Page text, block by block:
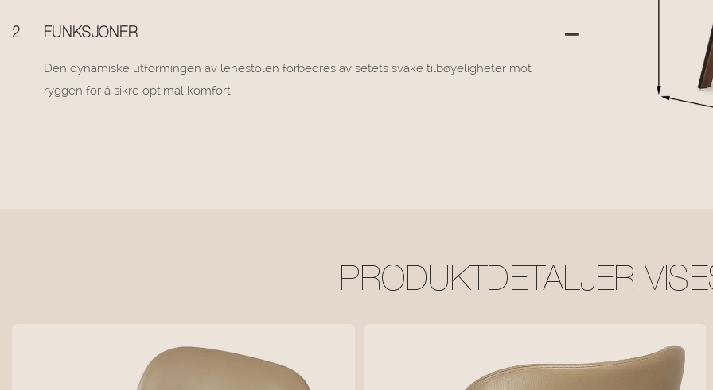
2 FUNKSJONER
Den dynamiske utformingen av lenestolen forbedres av setets svake tilbøyeligheter mot
ryggen for å sikre optimal komfort.
PRODUKTDETALJER